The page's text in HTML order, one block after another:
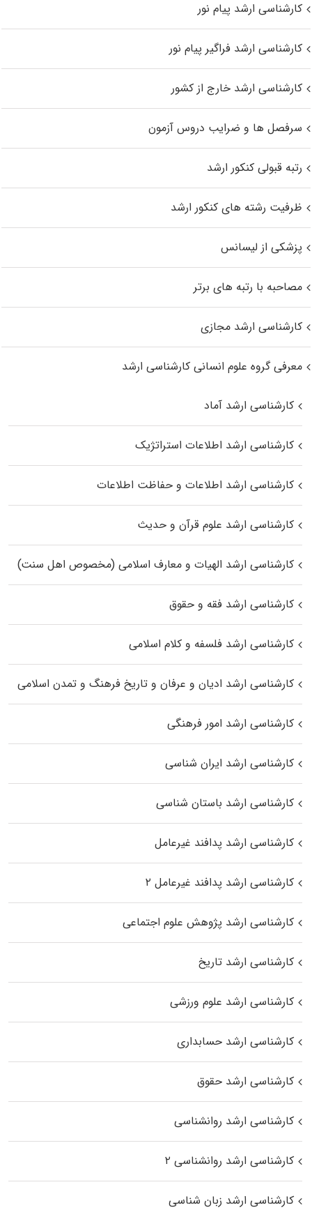
کارشناسی ارشد پیام نور
کارشناسی ارشد فراگیر پیام نور
کارشناسی ارشد خارج از کشور
سرفصل ها و ضرایب دروس آزمون
رتبه قبولی کنکور ارشد
ظرفیت رشته های کنکور ارشد
پزشکی از لیسانس
مصاحبه با رتبه های برتر
کارشناسی ارشد مجازی
معرفی گروه علوم انسانی کارشناسی ارشد
کارشناسی ارشد آماد
کارشناسی ارشد اطلاعات استراتژیک
کارشناسی ارشد اطلاعات و حفاظت اطلاعات
کارشناسی ارشد علوم قرآن و حدیث
کارشناسی ارشد الهیات و معارف اسلامی (مخصوص اهل سنت)
کارشناسی ارشد فقه و حقوق
کارشناسی ارشد فلسفه و کلام اسلامی
کارشناسی ارشد ادیان و عرفان و تاریخ فرهنگ و تمدن اسلامی
کارشناسی ارشد امور فرهنگی
کارشناسی ارشد ایران شناسی
کارشناسی ارشد باستان شناسی
کارشناسی ارشد پدافند غیرعامل
کارشناسی ارشد پدافند غیرعامل ۲
کارشناسی ارشد پژوهش علوم اجتماعی
کارشناسی ارشد تاریخ
کارشناسی ارشد علوم ورزشی
کارشناسی ارشد حسابداری
کارشناسی ارشد حقوق
کارشناسی ارشد روانشناسی
کارشناسی ارشد روانشناسی ۲
کارشناسی ارشد زبان شناسی